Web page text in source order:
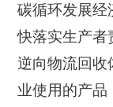
碳循环发展经
快落实生产者
逆向物流回收
业使用的产品